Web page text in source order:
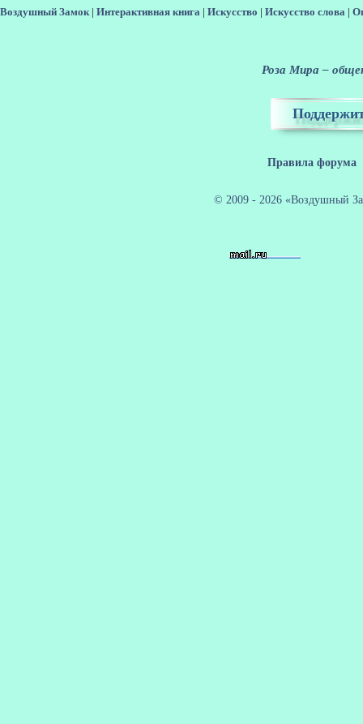
Воздушный Замок| Интерактивная книга Искусство Искусство слова
Роза Мира –
Правила форума
© 2009 - 2026 «Воздушный